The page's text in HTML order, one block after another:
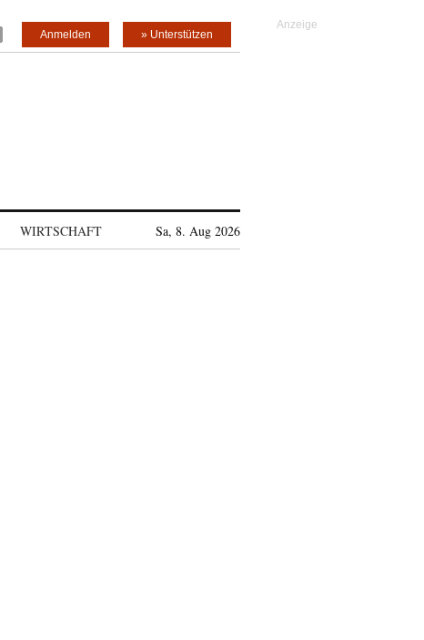
» Unterstützen
Anmelden
WIRTSCHAFT Sa, 8. Aug 2026